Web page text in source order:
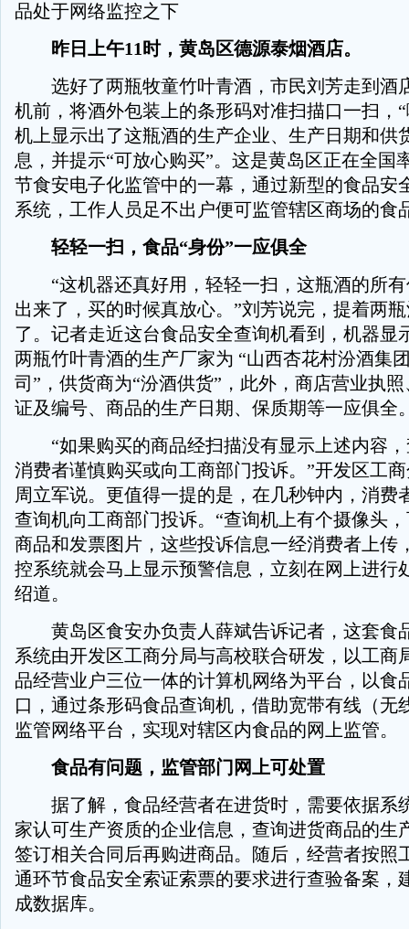
品处于网络监控之下
昨日上午11时，黄岛区德源泰烟酒店。
选好了两瓶牧童竹叶青酒，市民刘芳走到酒
机前，将酒外包装上的条形码对准扫描口一扫，
机上显示出了这瓶酒的生产企业、生产日期和供
息，并提示“可放心购买”。这是黄岛区正在全国
节食安电子化监管中的一幕，通过新型的食品安
系统，工作人员足不出户便可监管辖区商场的食
轻轻一扫，食品“身份”一应俱全
“这机器还真好用，轻轻一扫，这瓶酒的所有
出来了，买的时候真放心。”刘芳说完，提着两
了。记者走近这台食品安全查询机看到，机器显
两瓶竹叶青酒的生产厂家为 “山西杏花村汾酒集
司”，供货商为“汾酒供货”，此外，商店营业执
证及编号、商品的生产日期、保质期等一应俱全
“如果购买的商品经扫描没有显示上述内容，
消费者谨慎购买或向工商部门投诉。”开发区工
周立军说。更值得一提的是，在几秒钟内，消费
查询机向工商部门投诉。“查询机上有个摄像头
商品和发票图片，这些投诉信息一经消费者上传
控系统就会马上显示预警信息，立刻在网上进行
绍道。
黄岛区食安办负责人薛斌告诉记者，这套食
系统由开发区工商分局与高校联合研发，以工商
品经营业户三位一体的计算机网络为平台，以食
口，通过条形码食品查询机，借助宽带有线（无
监管网络平台，实现对辖区内食品的网上监管。
食品有问题，监管部门网上可处置
据了解，食品经营者在进货时，需要依据系
家认可生产资质的企业信息，查询进货商品的生
签订相关合同后再购进商品。随后，经营者按照
通环节食品安全索证索票的要求进行查验备案，
成数据库。